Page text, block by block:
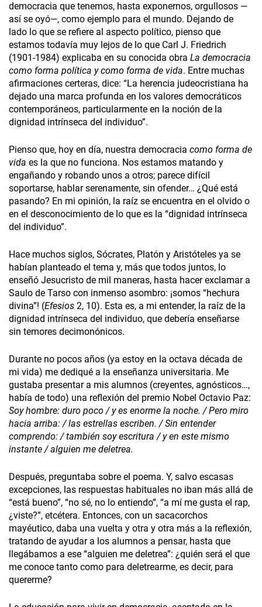
democracia que tenemos, hasta exponernos, orgullosos —
así se oyó—, como ejemplo para el mundo. Dejando de
lado lo que se refiere al aspecto político, pienso que
estamos todavía muy lejos de lo que Carl J. Friedrich
(1901-1984) explicaba en su conocida obra La democracia
como forma política y como forma de vida. Entre muchas
afirmaciones certeras, dice: “La herencia judeocristiana ha
dejado una marca profunda en los valores democráticos
contemporáneos, particularmente en la noción de la
dignidad intrínseca del individuo”.
Pienso que, hoy en día, nuestra democracia como forma de
vida es la que no funciona. Nos estamos matando y
engañando y robando unos a otros; parece difícil
soportarse, hablar serenamente, sin ofender… ¿Qué está
pasando? En mi opinión, la raíz se encuentra en el olvido o
en el desconocimiento de lo que es la “dignidad intrínseca
del individuo”.
Hace muchos siglos, Sócrates, Platón y Aristóteles ya se
habían planteado el tema y, más que todos juntos, lo
enseñó Jesucristo de mil maneras, hasta hacer exclamar a
Saulo de Tarso con inmenso asombro: ¡somos “hechura
divina”! (Efesios 2, 10). Esta es, a mi entender, la raíz de la
dignidad intrínseca del individuo, que debería enseñarse
sin temores decimonónicos.
Durante no pocos años (ya estoy en la octava década de
mi vida) me dediqué a la enseñanza universitaria. Me
gustaba presentar a mis alumnos (creyentes, agnósticos…,
había de todo) una reflexión del premio Nobel Octavio Paz:
Soy hombre: duro poco / y es enorme la noche. / Pero miro
hacia arriba: / las estrellas escriben. / Sin entender
comprendo: / también soy escritura / y en este mismo
instante / alguien me deletrea.
Después, preguntaba sobre el poema. Y, salvo escasas
excepciones, las respuestas habituales no iban más allá de
“está bueno”, “no sé, no lo entiendo”, “a mí me gusta el rap,
¿viste?”, etcétera. Entonces, con un sacacorchos
mayéutico, daba una vuelta y otra y otra más a la reflexión,
tratando de ayudar a los alumnos a pensar, hasta que
llegábamos a ese “alguien me deletrea”: ¿quién será el que
me conoce tanto como para deletrearme, es decir, para
quererme?